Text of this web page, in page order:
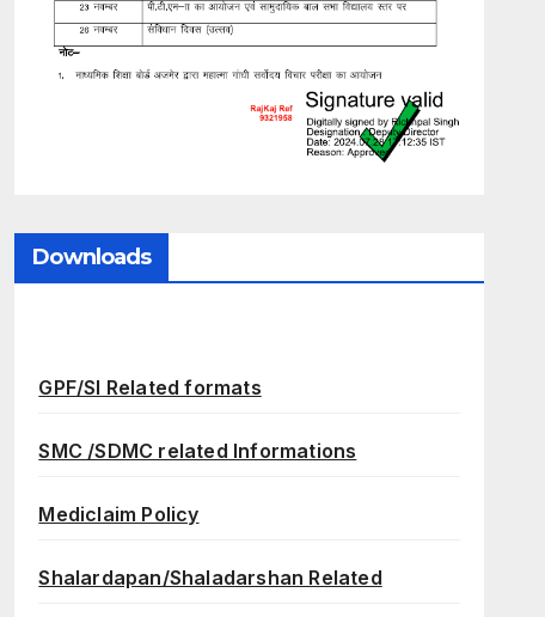
Downloads
GPF/SI Related formats
SMC /SDMC related Informations
Mediclaim Policy
Shalardapan/Shaladarshan Related